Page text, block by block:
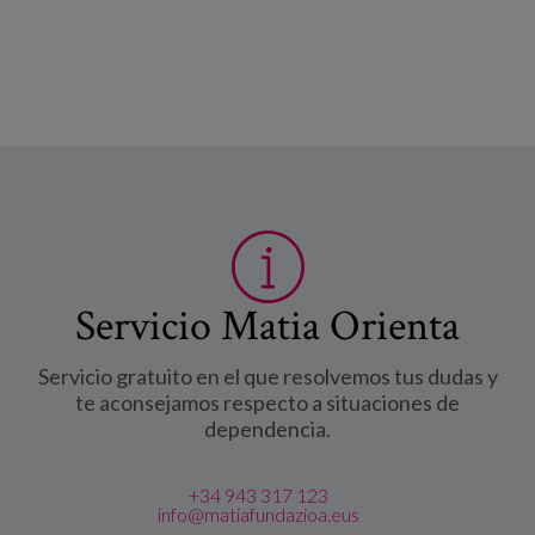
Servicio Matia Orienta
Servicio gratuito en el que resolvemos tus dudas y
te aconsejamos respecto a situaciones de
dependencia.
+34 943 317 123
info@matiafundazioa.eus